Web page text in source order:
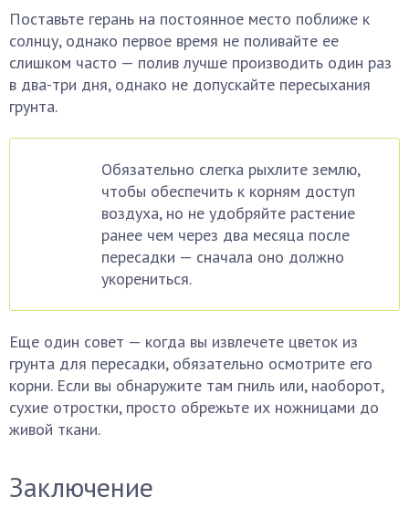
Поставьте герань на постоянное место поближе к
солнцу, однако первое время не поливайте ее
слишком часто — полив лучше производить один раз
в два-три дня, однако не допускайте пересыхания
грунта.
Обязательно слегка рыхлите землю,
чтобы обеспечить к корням доступ
воздуха, но не удобряйте растение
ранее чем через два месяца после
пересадки — сначала оно должно
укорениться.
Еще один совет — когда вы извлечете цветок из
грунта для пересадки, обязательно осмотрите его
корни. Если вы обнаружите там гниль или, наоборот,
сухие отростки, просто обрежьте их ножницами до
живой ткани.
Заключение